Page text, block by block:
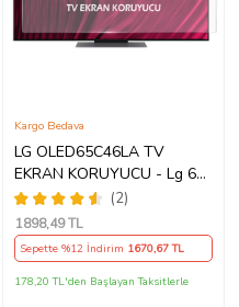
LG OLED65C46LA TV
EKRAN KORUYUCU - Lg 65"
inç 4k Oled Evo Ekran
Koruyucu
(2)
Kargo Bedava
1898,49 TL
Sepette %12 İndirim 1670,67 TL
178,20 TL'den Başlayan Taksitlerle